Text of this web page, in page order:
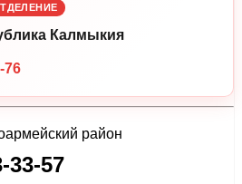
Калмыкия
76
район
33-57